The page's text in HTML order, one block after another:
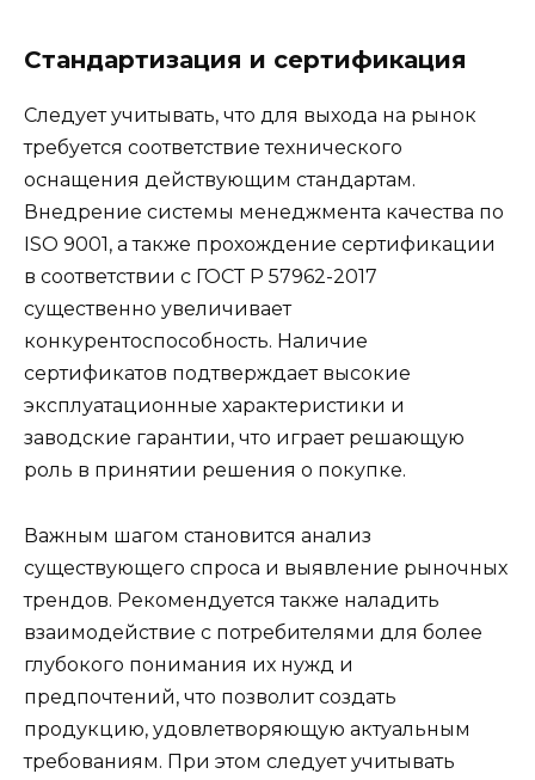
Стандартизация и сертификация
Следует учитывать, что для выхода на рынок
требуется соответствие технического
оснащения действующим стандартам.
Внедрение системы менеджмента качества по
ISO 9001, а также прохождение сертификации
в соответствии с ГОСТ Р 57962-2017
существенно увеличивает
конкурентоспособность. Наличие
сертификатов подтверждает высокие
эксплуатационные характеристики и
заводские гарантии, что играет решающую
роль в принятии решения о покупке.
Важным шагом становится анализ
существующего спроса и выявление рыночных
трендов. Рекомендуется также наладить
взаимодействие с потребителями для более
глубокого понимания их нужд и
предпочтений, что позволит создать
продукцию, удовлетворяющую актуальным
требованиям. При этом следует учитывать